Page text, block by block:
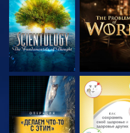
СМОТРЕТЬ
ПЕРЕДАЧИ
СМОТРЕТЬ
ПЕРЕДАЧИ
СМОТРЕТЬ СМОТРЕТЬ